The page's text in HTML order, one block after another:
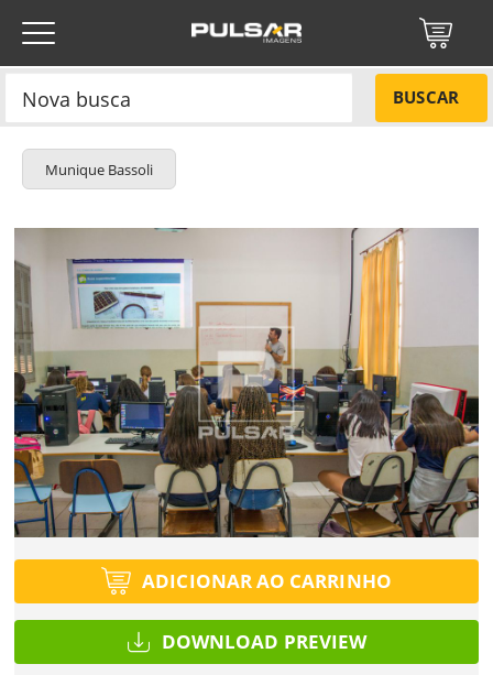
BUSCAR
Munique Bassoli
ADICIONAR AO CARRINHO
DOWNLOAD PREVIEW
Título do projeto
Tipo de projeto
Selecione
Utilização
Códigos
Título do projeto
Esqueci a senha
ENTRAR
ENTRAR
ENVIAR
Protegido por reCAPTCHA —Privacidade·Termos
NÃO
SIM
Título do projeto
Tipo de projeto
Selecione
Utilização
Tamanho PR$ 57,00
Tamanho MR$ 114,00
Tamanho GR$ 171,00